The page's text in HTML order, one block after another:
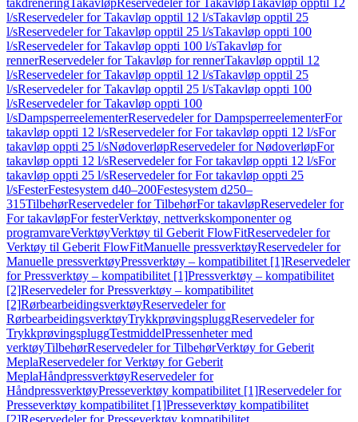
takdreneringTakavløpReservedeler for TakavløpTakavløp opptil 12
l/sReservedeler for Takavløp opptil 12 l/sTakavløp opptil 25
l/sReservedeler for Takavløp opptil 25 l/sTakavløp oppti 100
l/sReservedeler for Takavløp oppti 100 l/sTakavløp for
rennerReservedeler for Takavløp for rennerTakavløp opptil 12
l/sReservedeler for Takavløp opptil 12 l/sTakavløp opptil 25
l/sReservedeler for Takavløp opptil 25 l/sTakavløp oppti 100
l/sReservedeler for Takavløp oppti 100
l/sDampsperreelementerReservedeler for DampsperreelementerFor
takavløp oppti 12 l/sReservedeler for For takavløp oppti 12 l/sFor
takavløp oppti 25 l/sNødoverløpReservedeler for NødoverløpFor
takavløp oppti 12 l/sReservedeler for For takavløp oppti 12 l/sFor
takavløp oppti 25 l/sReservedeler for For takavløp oppti 25
l/sFesterFestesystem d40–200Festesystem d250–
315TilbehørReservedeler for TilbehørFor takavløpReservedeler for
For takavløpFor festerVerktøy, nettverkskomponenter og
programvareVerktøyVerktøy til Geberit FlowFitReservedeler for
Verktøy til Geberit FlowFitManuelle pressverktøyReservedeler for
Manuelle pressverktøyPressverktøy – kompatibilitet [1]Reservedeler
for Pressverktøy – kompatibilitet [1]Pressverktøy – kompatibilitet
[2]Reservedeler for Pressverktøy – kompatibilitet
[2]RørbearbeidingsverktøyReservedeler for
RørbearbeidingsverktøyTrykkprøvingspluggReservedeler for
TrykkprøvingspluggTestmiddelPressenheter med
verktøyTilbehørReservedeler for TilbehørVerktøy for Geberit
MeplaReservedeler for Verktøy for Geberit
MeplaHåndpressverktøyReservedeler for
HåndpressverktøyPresseverktøy kompatibilitet [1]Reservedeler for
Presseverktøy kompatibilitet [1]Presseverktøy kompatibilitet
[2]Reservedeler for Presseverktøy kompatibilitet